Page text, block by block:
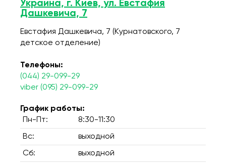
Украина, г. Киев, ул. Евстафия
Дашкевича, 7
Евстафия Дашкевича, 7 (Курнатовского, 7
детское отделение)
Телефоны:
(044) 29-099-29
viber (095) 29-099-29
График работы:
Пн-Пт:
8:30-11:30
Вс: выходной
Сб: выходной